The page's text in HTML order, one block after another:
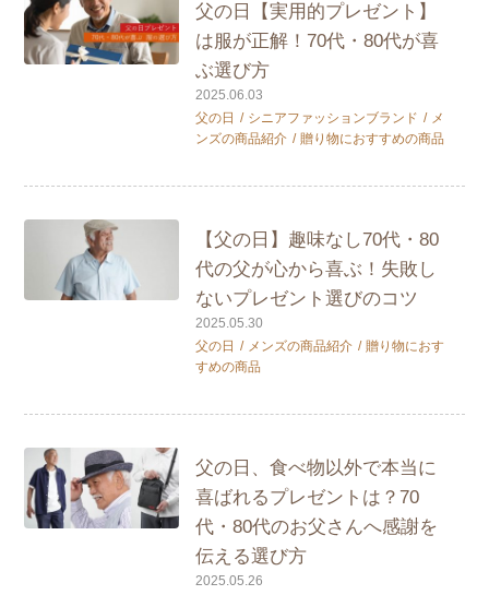
父の日【実用的プレゼント】
は服が正解！70代・80代が喜
ぶ選び方
2025.06.03
父の日
シニアファッションブランド
メ
ンズの商品紹介
贈り物におすすめの商品
【父の日】趣味なし70代・80
代の父が心から喜ぶ！失敗し
ないプレゼント選びのコツ
2025.05.30
父の日
メンズの商品紹介
贈り物におす
すめの商品
父の日、食べ物以外で本当に
喜ばれるプレゼントは？70
代・80代のお父さんへ感謝を
伝える選び方
2025.05.26